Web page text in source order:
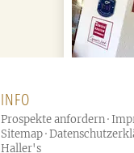
INFO
Prospekte anfordern
Sitemap
Haller's